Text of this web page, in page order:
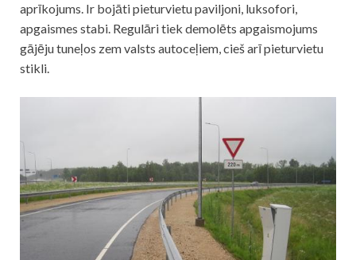
aprīkojums. Ir bojāti pieturvietu paviljoni, luksofori,
apgaismes stabi. Regulāri tiek demolēts apgaismojums
gājēju tuneļos zem valsts autoceļiem, cieš arī pieturvietu
stikli.